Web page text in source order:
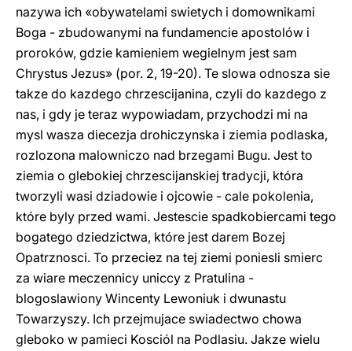
nazywa ich «obywatelami swietych i domownikami
Boga - zbudowanymi na fundamencie apostolów i
proroków, gdzie kamieniem wegielnym jest sam
Chrystus Jezus» (por. 2, 19-20). Te slowa odnosza sie
takze do kazdego chrzescijanina, czyli do kazdego z
nas, i gdy je teraz wypowiadam, przychodzi mi na
mysl wasza diecezja drohiczynska i ziemia podlaska,
rozlozona malowniczo nad brzegami Bugu. Jest to
ziemia o glebokiej chrzescijanskiej tradycji, która
tworzyli wasi dziadowie i ojcowie - cale pokolenia,
które byly przed wami. Jestescie spadkobiercami tego
bogatego dziedzictwa, które jest darem Bozej
Opatrznosci. To przeciez na tej ziemi poniesli smierc
za wiare meczennicy uniccy z Pratulina -
blogoslawiony Wincenty Lewoniuk i dwunastu
Towarzyszy. Ich przejmujace swiadectwo chowa
gleboko w pamieci Kosciól na Podlasiu. Jakze wielu